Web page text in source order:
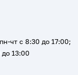
чт с 8:30 до 17:00;
13:00